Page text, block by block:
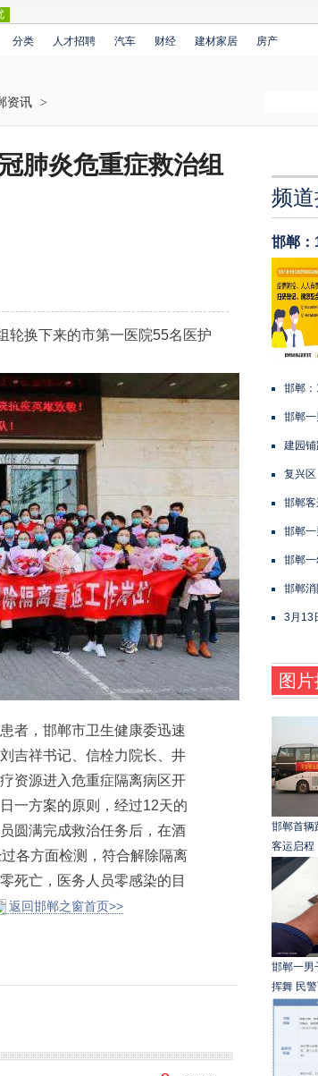
分类 人才招聘 汽车 财经 建材家居 房产
资讯 >
肺炎危重症救治组
换下来的市第一医院55名医护
，邯郸市卫生健康委迅速
吉祥书记、信栓力院长、井
资源进入危重症隔离病区开
一方案的原则，经过12天的
圆满完成救治任务后，在酒
各方面检测，符合解除隔离
死亡，医务人员零感染的目
返回邯郸之窗首页>>
频
邯郸：
邯郸：
邯郸
建园
复兴
邯郸
邯郸
邯郸
邯郸
3月13
图
邯郸首辆
客运启程
邯郸一男
挥舞 民